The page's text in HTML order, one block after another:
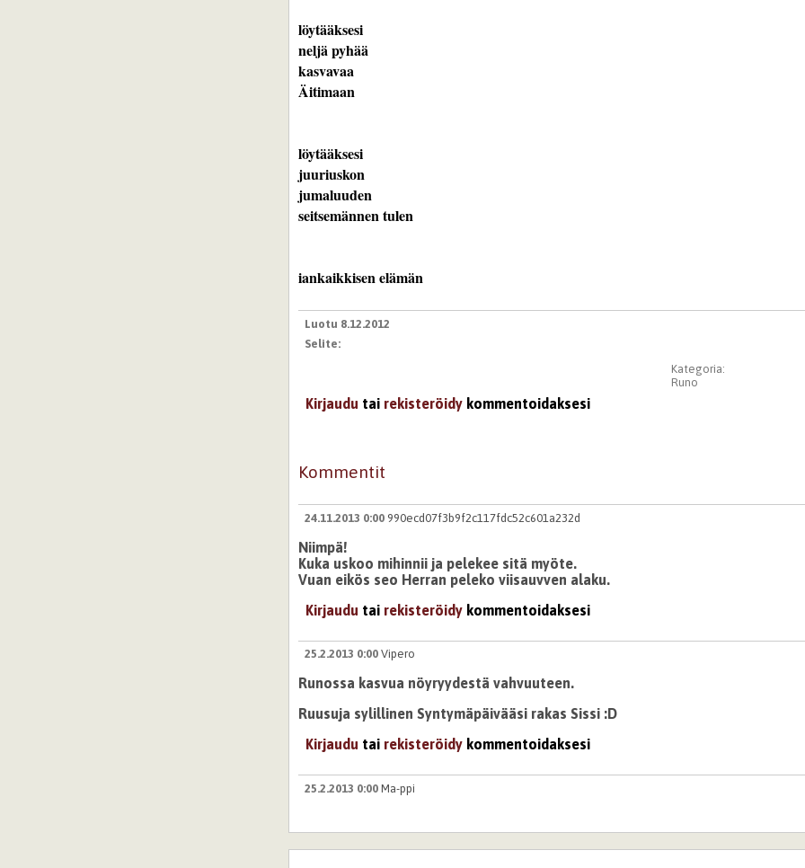
löytääksesi
neljä pyhää
kasvavaa
löytääksesi
juuriuskon
jumaluuden
Luotu 8.12.2012
Selite:
Kategoria:
Runo
Kirjaudu tai rekisteröidy kommentoidaksesi
Kommentit
24.11.2013 0:00 990ecd07f3b9f2c117fdc52c601a232d
Niimpä!
Kuka uskoo mihinnii ja pelekee sitä myöte.
Vuan eikös seo Herran peleko viisauvven alaku.
Kirjaudu tai rekisteröidy kommentoidaksesi
25.2.2013 0:00 Vipero
Runossa kasvua nöyryydestä vahvuuteen.
Ruusuja sylillinen Syntymäpäivääsi rakas Sissi :D
Kirjaudu tai rekisteröidy kommentoidaksesi
25.2.2013 0:00 Ma-ppi
Onnellista syntymäpäivää sulle <3